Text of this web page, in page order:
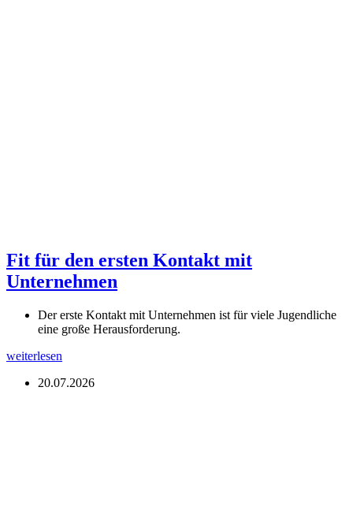
Fit für den ersten Kontakt mit
Unternehmen
Der erste Kontakt mit Unternehmen ist für viele Jugendliche
eine große Herausforderung.
weiterlesen
20.07.2026